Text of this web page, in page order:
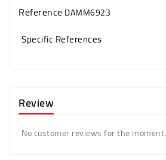
ReferenceDAMM6923
Specific References
Review
No customer reviews for the moment.